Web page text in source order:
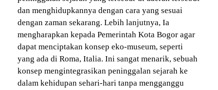
dan menghidupkannya dengan cara yang sesuai
dengan zaman sekarang. Lebih lanjutnya, Ia
mengharapkan kepada Pemerintah Kota Bogor agar
dapat menciptakan konsep eko-museum, seperti
yang ada di Roma, Italia. Ini sangat menarik, sebuah
konsep mengintegrasikan peninggalan sejarah ke
dalam kehidupan sehari-hari tanpa mengganggu